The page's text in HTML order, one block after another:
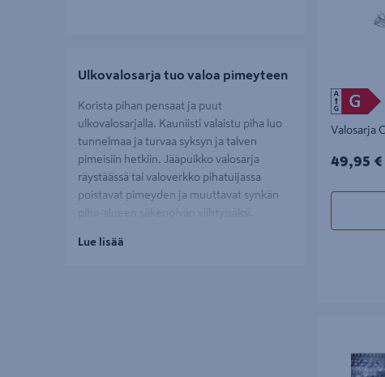
Ulkovalosarja tuo valoa pimeyteen
Korista pihan pensaat ja puut
ulkovalosarjalla. Kauniisti valaistu piha luo
tunnelmaa ja turvaa syksyn ja talven
pimeisiin hetkiin. Jääpuikko valosarja
räystäässä tai valoverkko pihatuijassa
poistavat pimeyden ja muuttavat synkän
jylhin, sillä se näkyy korkeutensa ansiosta
Lue lisää
Valosarja
49,95 €